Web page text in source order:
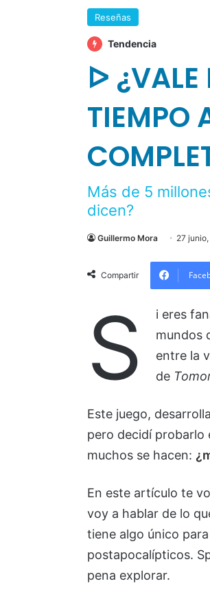
Reseñas
Tendencia
ᐅ ¿VALE
TIEMPO
Más de 5
dicen?
Guillermo Mora 27
Compartir
S
i eres
mundos
entre la
de
Este juego,
pero decidí probarlo
muchos se hacen:
En este artículo te
voy a hablar de lo
tiene algo único
postapocalípticos.
pena explorar.